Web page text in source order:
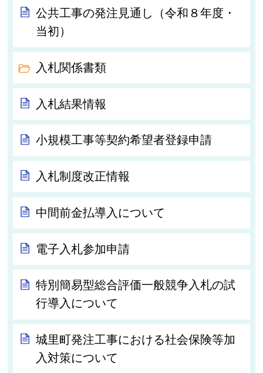
公共工事の発注見通し（令和８年度・
当初）
入札関係書類
入札結果情報
小規模工事等契約希望者登録申請
入札制度改正情報
中間前金払導入について
電子入札参加申請
特別簡易型総合評価一般競争入札の試
行導入について
城里町発注工事における社会保険等加
入対策について